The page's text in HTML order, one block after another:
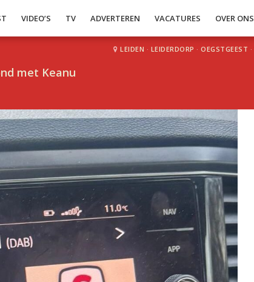
VIDEO’S TV ADVERTEREN VACATURES OVER ONS
met Keanu
LEIDEN · LEIDERDORP · OEGSTGEEST ·